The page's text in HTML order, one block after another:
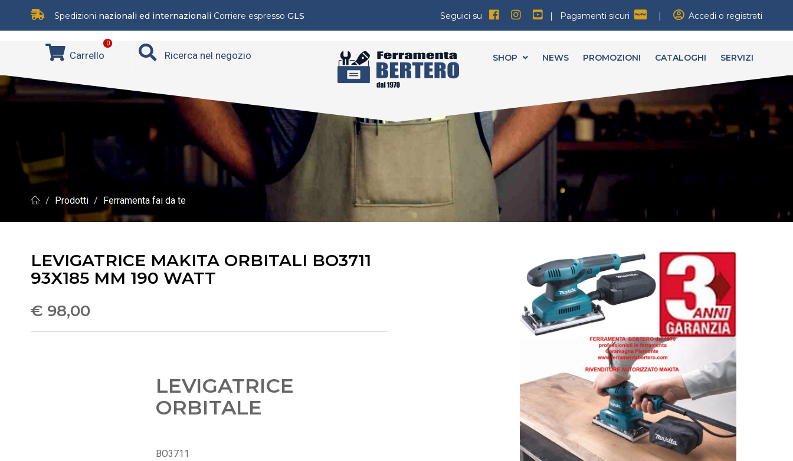
Spedizioni nazionali ed internazionali Corriere espresso GLS Seguici su | Pagamenti sicuri | Accedi o registrati
0
Carrello Ricerca nel negozio SHOP NEWS PROMOZIONI CATALOGHI SERVIZI
Prodotti Ferramenta fai da te
LEVIGATRICE MAKITA ORBITALI BO3711
93X185 MM 190 WATT
€ 98,00
LEVIGATRICE
ORBITALE
BO3711